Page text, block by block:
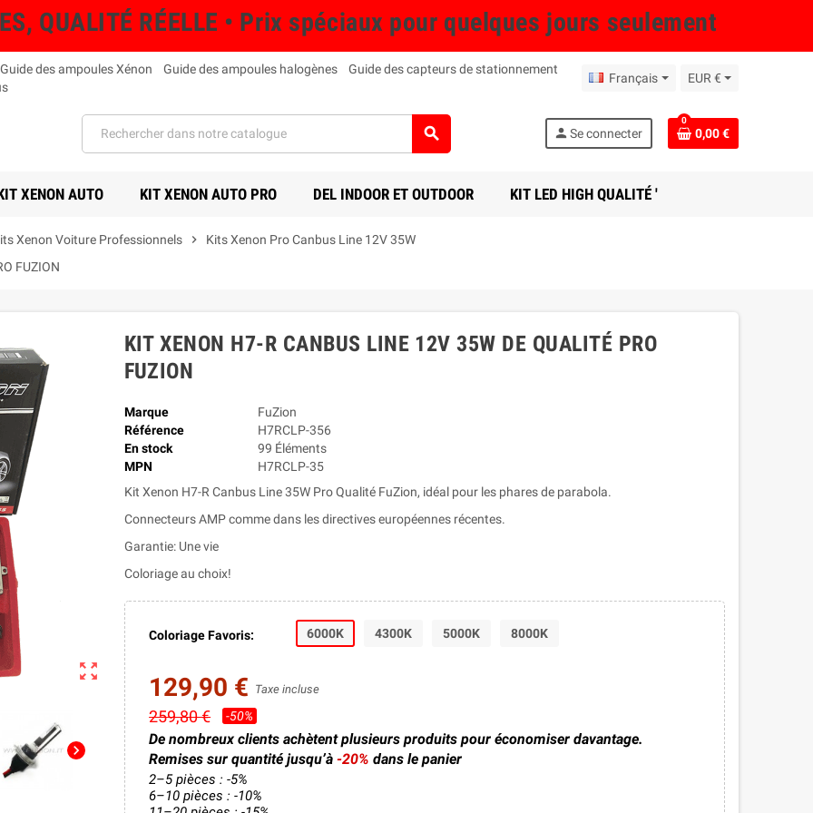
QUALITÉ RÉELLE • Prix spéciaux pour quelques jours seulement
Guide des ampoules Xénon Guide des ampoules halogènes
Guide des capteurs de stationnement
Français EUR €
search person Se connecter
0
0,00 €
XENON AUTO KIT XENON AUTO PRO DEL INDOOR ET OUTDOOR KIT LED HIGH QUALITÉ '
Xenon Voiture Professionnels chevron_right
Kits Xenon Pro Canbus Line 12V 35W
FUZION
zoom_out_map
chevron_right
KIT XENON H7-R CANBUS LINE 12V 35W DE QUALITÉ PRO
FUZION
Marque
FuZion
Référence
H7RCLP-356
En stock
99 Éléments
MPN
H7RCLP-35
Kit Xenon H7-R Canbus Line 35W Pro Qualité FuZion, idéal pour les phares de parabola.
Connecteurs AMP comme dans les directives européennes récentes.
Garantie: Une vie
Coloriage au choix!
Coloriage Favoris: 6000K 4300K 5000K 8000K
129,90 € Taxe incluse
259,80 € -50%
De nombreux clients achètent plusieurs produits pour économiser davantage.
Remises sur quantité jusqu’à -20% dans le panier
2–5 pièces : -5%
6–10 pièces : -10%